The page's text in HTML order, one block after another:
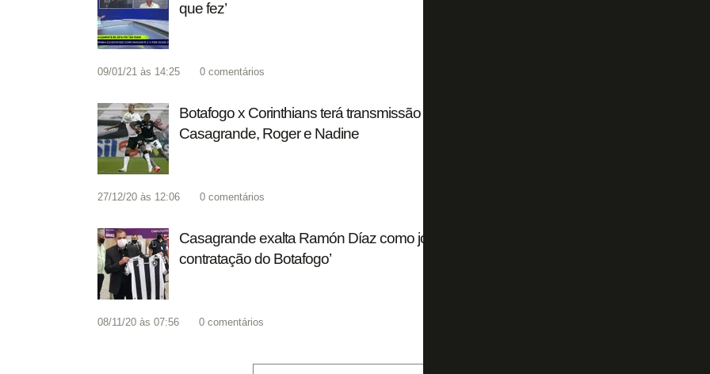
que fez’
09/01/21 às 14:25 0 comentários
Botafogo x Corinthians terá transmissão da Globo, com Luis Roberto,
Casagrande, Roger e Nadine
27/12/20 às 12:06 0 comentários
Casagrande exalta Ramón Díaz como jogador e técnico: ‘Acho boa
contratação do Botafogo’
08/11/20 às 07:56 0 comentários